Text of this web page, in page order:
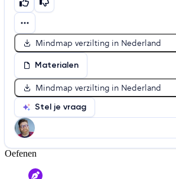
Mindmap verzilting in Nederland
Materialen
Mindmap verzilting in Nederland
Stel je vraag
Help ons de video te verbeteren
De audio is slecht
Oefenen